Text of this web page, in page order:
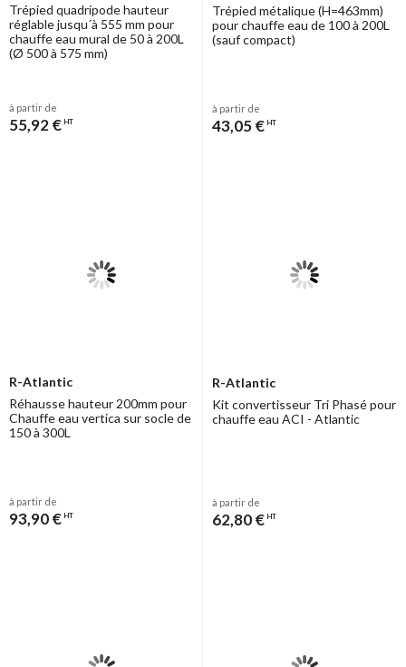
Trépied quadripode hauteur
réglable jusqu´à 555 mm pour
chauffe eau mural de 50 à 200L
(Ø 500 à 575 mm)
à partir de
55,92 € HT
Trépied métalique (H=463mm)
pour chauffe eau de 100 à 200L
(sauf compact)
à partir de
43,05 € HT
R-Atlantic
Réhausse hauteur 200mm pour
Chauffe eau vertica sur socle de
150 à 300L
à partir de
93,90 € HT
R-Atlantic
Kit convertisseur Tri Phasé pour
chauffe eau ACI - Atlantic
à partir de
62,80 € HT